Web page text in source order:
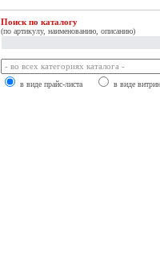
Поиск по каталогу
(по артикулу, наименованию, описанию)
в виде прайс-листа в виде